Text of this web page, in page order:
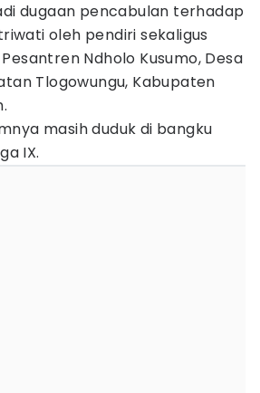
dugaan pencabulan terhadap
oleh pendiri sekaligus
Ndholo Kusumo, Desa
Tlogowungu, Kabupaten
masih duduk di bangku
IX.